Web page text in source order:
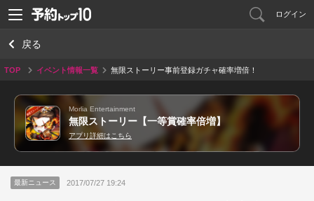
ログイン
戻る
TOP イベント情報一覧 無限ストーリー事前登録ガチャ確率増倍！
Morlia Entertainment
無限ストーリー【一等賞確率倍増】
アプリ詳細はこちら
最新ニュース 2017/07/27 19:24